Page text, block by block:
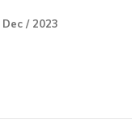
Dec / 2023